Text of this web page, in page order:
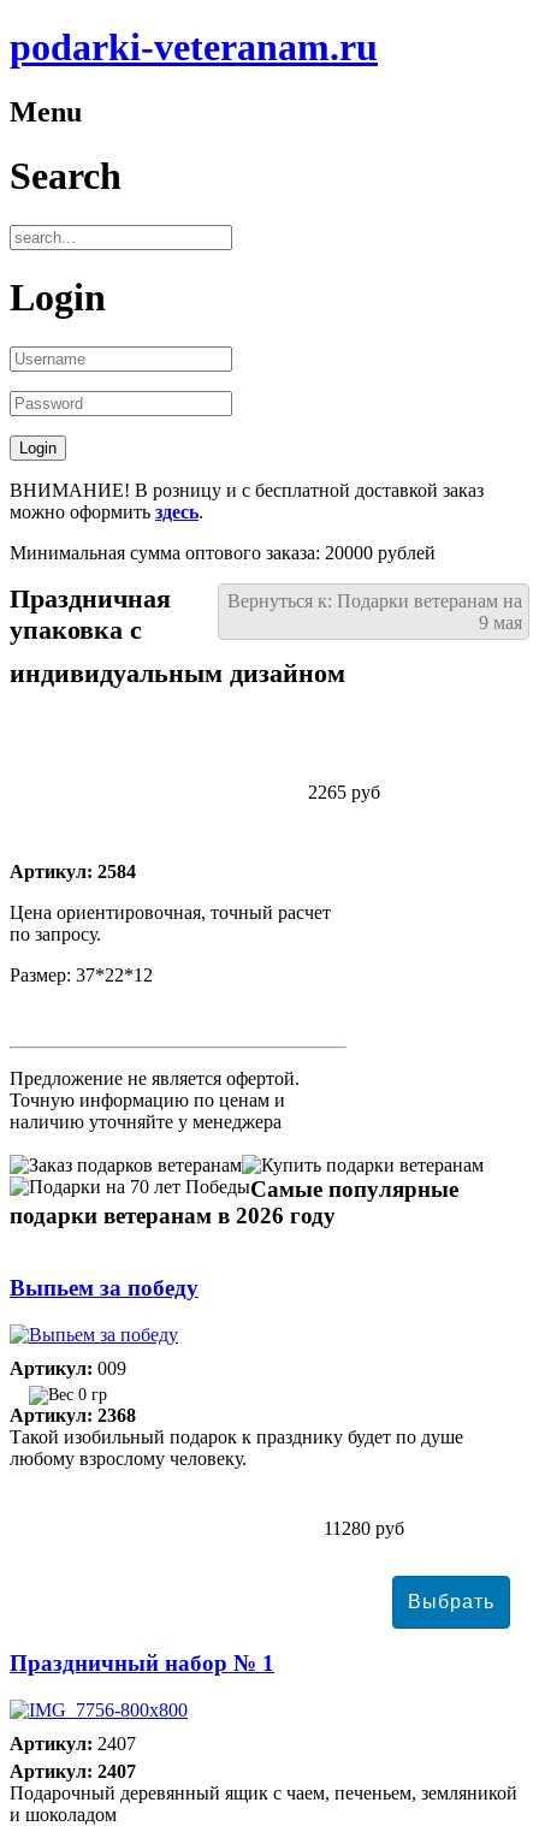
podarki-veteranam.ru
Menu
Search
Login
ВНИМАНИЕ! В розницу и с бесплатной доставкой заказ
можно оформить здесь.
Минимальная сумма оптового заказа: 20000 рублей
Вернуться к: Подарки ветеранам на
9 мая
Праздничная
упаковка с
индивидуальным дизайном
2265 руб
Артикул: 2584
Цена ориентировочная, точный расчет
по запросу.
Размер: 37*22*12
Предложение не является офертой.
Точную информацию по ценам и
наличию уточняйте у менеджера
Самые популярные
подарки ветеранам в 2026 году
Выпьем за победу
Артикул: 009
0 гр
Артикул: 2368
Такой изобильный подарок к празднику будет по душе
любому взрослому человеку.
11280 руб
Праздничный набор № 1
Артикул: 2407
Артикул: 2407
Подарочный деревянный ящик с чаем, печеньем, земляникой
и шоколадом